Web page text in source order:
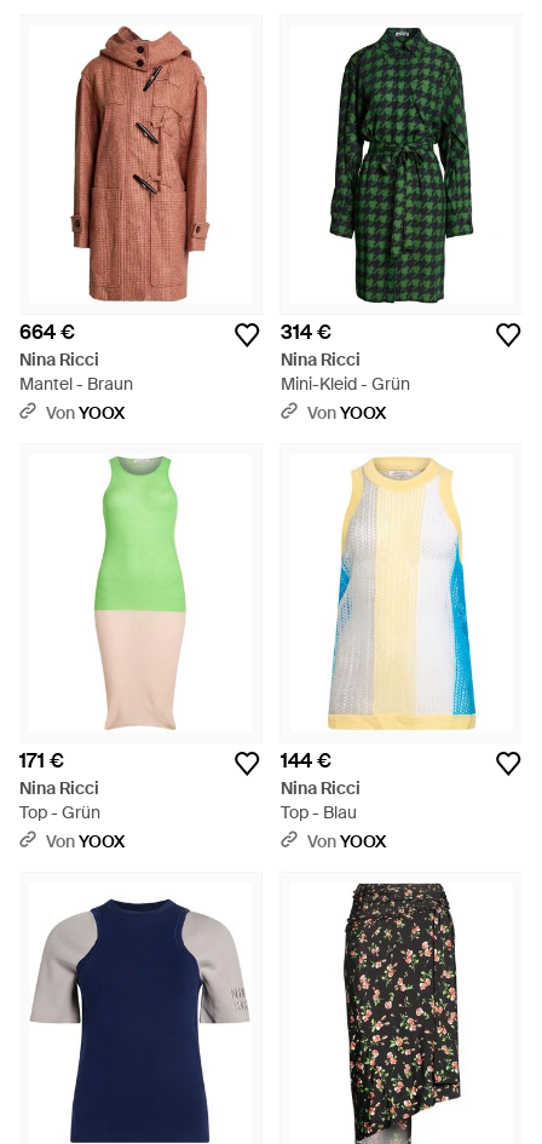
664 €
Nina Ricci
Mantel - Braun
VonYOOX
314 €
Nina Ricci
Mini-Kleid - Grün
VonYOOX
171 €
Nina Ricci
Top - Grün
VonYOOX
144 €
Nina Ricci
Top - Blau
VonYOOX